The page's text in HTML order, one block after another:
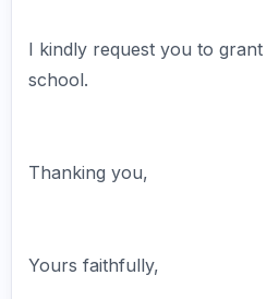
I kindly request you to
school.
Thanking you,
Yours faithfully,